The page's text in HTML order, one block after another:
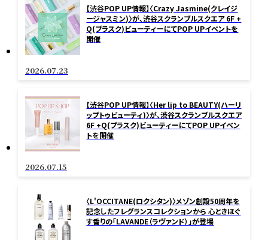
【渋谷POP UP情報】〈Crazy Jasmine(クレイジ
ージャスミン)〉が、渋谷スクランブルスクエア 6F +
Q(プラスク)ビューティーにてPOP UPイベントを
開催
2026.07.23
【渋谷POP UP情報】〈Her lip to BEAUTY(ハーリ
ップトゥビューティ)〉が、渋谷スクランブルスクエア
6F +Q(プラスク)ビューティーにてPOP UPイベン
トを開催
2026.07.15
〈L'OCCITANE(ロクシタン)〉メゾン創設50周年を
記念したフレグランスコレクションから 心ときほぐ
す香りの「LAVANDE（ラヴァンド）」が登場